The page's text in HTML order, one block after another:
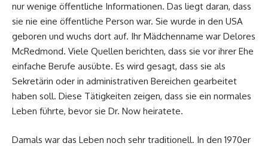
nur wenige öffentliche Informationen. Das liegt daran, dass
sie nie eine öffentliche Person war. Sie wurde in den USA
geboren und wuchs dort auf. Ihr Mädchenname war Delores
McRedmond. Viele Quellen berichten, dass sie vor ihrer Ehe
einfache Berufe ausübte. Es wird gesagt, dass sie als
Sekretärin oder in administrativen Bereichen gearbeitet
haben soll. Diese Tätigkeiten zeigen, dass sie ein normales
Leben führte, bevor sie Dr. Now heiratete.
Damals war das Leben noch sehr traditionell. In den 1970er